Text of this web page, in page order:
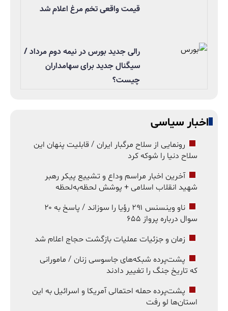
قیمت واقعی تخم مرغ اعلام شد
رالی جدید بورس در نیمه دوم مرداد /
سیگنال جدید برای سهامداران
چیست؟
اخبار سیاسی
رونمایی از سلاح مرگبار ایران / قابلیت پنهان این
سلاح دنیا را شوکه کرد
آخرین اخبار مراسم وداع و تشییع پیکر رهبر
شهید انقلاب اسلامی + پوشش لحظه‌به‌لحظه
ناو وینسنس ۲۹۱ رؤیا را سوزاند / پاسخ به ۲۰
سوال درباره پرواز ۶۵۵
زمان و جزئیات عملیات بازگشت حجاج اعلام شد
پشت‌پرده شبکه‌های جاسوسی زنان / مامورانی
که تاریخ جنگ را تغییر دادند
پشت‌پرده حمله احتمالی آمریکا و اسرائیل به این
استان‌ها لو رفت